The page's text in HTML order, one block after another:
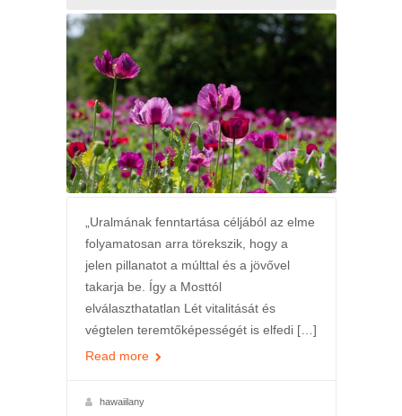
„Uralmának fenntartása céljából az elme
folyamatosan arra törekszik, hogy a
jelen pillanatot a múlttal és a jövővel
takarja be. Így a Mosttól
elválaszthatatlan Lét vitalitását és
végtelen teremtőképességét is elfedi […]
Read more
hawaiilany